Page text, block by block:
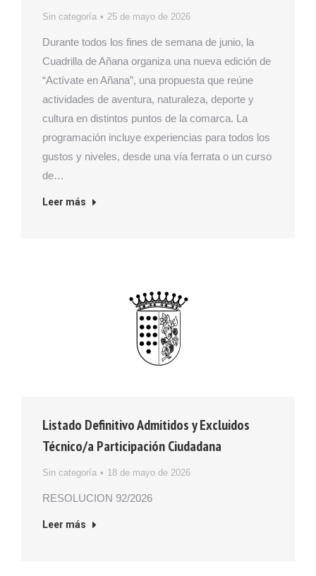
Sin categoría 25 de mayo de 2026
Durante todos los fines de semana de junio, la
Cuadrilla de Añana organiza una nueva edición de
“Actívate en Añana”, una propuesta que reúne
actividades de aventura, naturaleza, deporte y
cultura en distintos puntos de la comarca. La
programación incluye experiencias para todos los
gustos y niveles, desde una vía ferrata o un curso
de…
Leer más
Listado Definitivo Admitidos y Excluidos
Técnico/a Participación Ciudadana
Sin categoría 18 de mayo de 2026
RESOLUCION 92/2026
Leer más